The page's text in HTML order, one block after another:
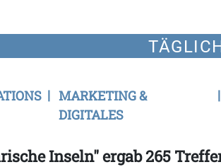
MARKETING &
DIGITALES
Inseln" ergab 265